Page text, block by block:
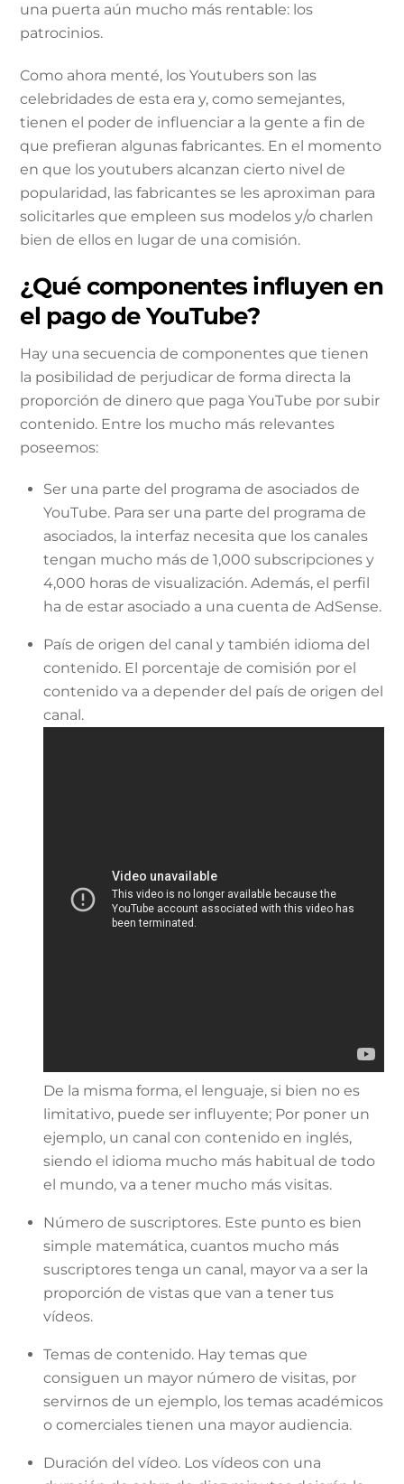
una puerta aún mucho más rentable: los
patrocinios.
Como ahora menté, los Youtubers son las
celebridades de esta era y, como semejantes,
tienen el poder de influenciar a la gente a fin de
que prefieran algunas fabricantes. En el momento
en que los youtubers alcanzan cierto nivel de
popularidad, las fabricantes se les aproximan para
solicitarles que empleen sus modelos y/o charlen
bien de ellos en lugar de una comisión.
¿Qué componentes influyen en
el pago de YouTube?
Hay una secuencia de componentes que tienen
la posibilidad de perjudicar de forma directa la
proporción de dinero que paga YouTube por subir
contenido. Entre los mucho más relevantes
poseemos:
Ser una parte del programa de asociados de
YouTube. Para ser una parte del programa de
asociados, la interfaz necesita que los canales
tengan mucho más de 1,000 subscripciones y
4,000 horas de visualización. Además, el perfil
ha de estar asociado a una cuenta de AdSense.
País de origen del canal y también idioma del
contenido. El porcentaje de comisión por el
contenido va a depender del país de origen del
canal.
De la misma forma, el lenguaje, si bien no es
limitativo, puede ser influyente; Por poner un
ejemplo, un canal con contenido en inglés,
siendo el idioma mucho más habitual de todo
el mundo, va a tener mucho más visitas.
Número de suscriptores. Este punto es bien
simple matemática, cuantos mucho más
suscriptores tenga un canal, mayor va a ser la
proporción de vistas que van a tener tus
vídeos.
Temas de contenido. Hay temas que
consiguen un mayor número de visitas, por
servirnos de un ejemplo, los temas académicos
o comerciales tienen una mayor audiencia.
Duración del vídeo. Los vídeos con una